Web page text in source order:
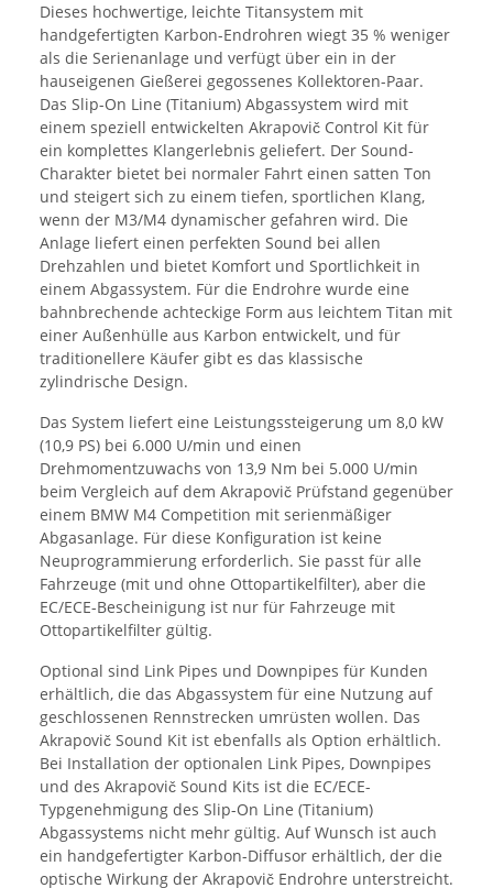
Dieses hochwertige, leichte Titansystem mit
handgefertigten Karbon-Endrohren wiegt 35 % weniger
als die Serienanlage und verfügt über ein in der
hauseigenen Gießerei gegossenes Kollektoren-Paar.
Das Slip-On Line (Titanium) Abgassystem wird mit
einem speziell entwickelten Akrapovič Control Kit für
ein komplettes Klangerlebnis geliefert. Der Sound-
Charakter bietet bei normaler Fahrt einen satten Ton
und steigert sich zu einem tiefen, sportlichen Klang,
wenn der M3/M4 dynamischer gefahren wird. Die
Anlage liefert einen perfekten Sound bei allen
Drehzahlen und bietet Komfort und Sportlichkeit in
einem Abgassystem. Für die Endrohre wurde eine
bahnbrechende achteckige Form aus leichtem Titan mit
einer Außenhülle aus Karbon entwickelt, und für
traditionellere Käufer gibt es das klassische
zylindrische Design.
Das System liefert eine Leistungssteigerung um 8,0 kW
(10,9 PS) bei 6.000 U/min und einen
Drehmomentzuwachs von 13,9 Nm bei 5.000 U/min
beim Vergleich auf dem Akrapovič Prüfstand gegenüber
einem BMW M4 Competition mit serienmäßiger
Abgasanlage. Für diese Konfiguration ist keine
Neuprogrammierung erforderlich. Sie passt für alle
Fahrzeuge (mit und ohne Ottopartikelfilter), aber die
EC/ECE-Bescheinigung ist nur für Fahrzeuge mit
Ottopartikelfilter gültig.
Optional sind Link Pipes und Downpipes für Kunden
erhältlich, die das Abgassystem für eine Nutzung auf
geschlossenen Rennstrecken umrüsten wollen. Das
Akrapovič Sound Kit ist ebenfalls als Option erhältlich.
Bei Installation der optionalen Link Pipes, Downpipes
und des Akrapovič Sound Kits ist die EC/ECE-
Typgenehmigung des Slip-On Line (Titanium)
Abgassystems nicht mehr gültig. Auf Wunsch ist auch
ein handgefertigter Karbon-Diffusor erhältlich, der die
optische Wirkung der Akrapovič Endrohre unterstreicht.